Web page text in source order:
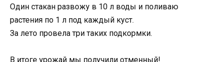
Один стакан развожу в 10 л воды и поливаю
растения по 1 л под каждый куст.
За лето провела три таких подкормки.
В итоге урожай мы получили отменный!